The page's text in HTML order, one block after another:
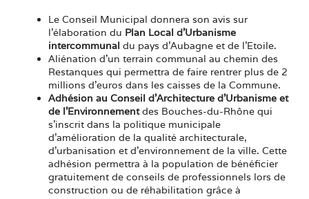
Le Conseil Municipal donnera son avis sur
l’élaboration du Plan Local d’Urbanisme
intercommunal du pays d’Aubagne et de l’Etoile.
Aliénation d’un terrain communal au chemin des
Restanques qui permettra de faire rentrer plus de 2
millions d’euros dans les caisses de la Commune.
Adhésion au Conseil d’Architecture d’Urbanisme et
de l’Environnementdes Bouches-du-Rhône qui
s’inscrit dans la politique municipale
d’amélioration de la qualité architecturale,
d’urbanisation et d’environnement de la ville. Cette
adhésion permettra à la population de bénéficier
gratuitement de conseils de professionnels lors de
construction ou de réhabilitation grâce à